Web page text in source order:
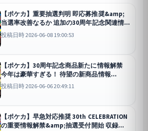
【ポケカ】重要抽選判明 即応募推奨&amp;
当選率改善なるか 追加の30周年記念関連情
投稿日時 2026-06-08 19:00:53
【ポケカ】30周年記念商品新たに情報解禁
今年は豪華すぎる！ 待望の新商品情報
&amp;先着予約に要警戒 【ポケモンカー
ド】
投稿日時 2026-06-06 20:49:11
【ポケカ】早急対応推奨 30th CELEBRATION
の重要情報解禁&amp;抽選受付開始 収録カ